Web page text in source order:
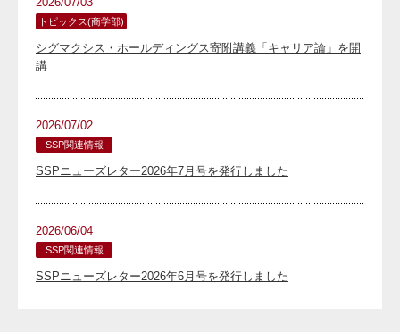
トピックス(商学部)
シグマクシス・ホールディングス寄附講義「キャリア論」を開
講
2026/07/02
SSP関連情報
SSPニューズレター2026年7月号を発行しました
2026/06/04
SSP関連情報
SSPニューズレター2026年6月号を発行しました